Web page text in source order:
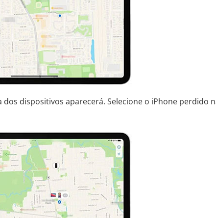
dispositivos aparecerá. Selecione o iPhone perdido